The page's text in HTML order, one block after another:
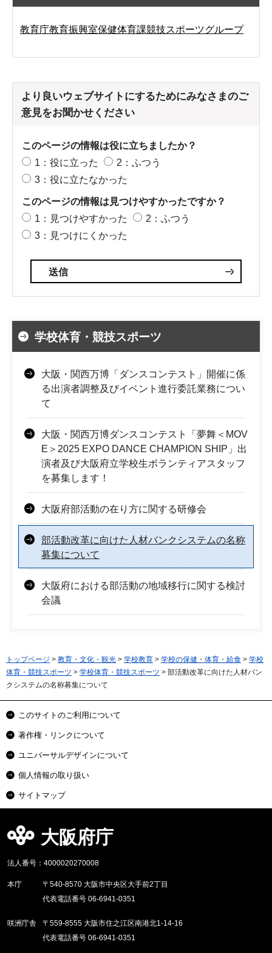
教育庁教育振興室保健体育課競技スポーツグループ
より良いウェブサイトにするためにみなさまのご
意見をお聞かせください
このページの情報は役に立ちましたか？
1：役に立った
2：ふつう
3：役に立たなかった
このページの情報は見つけやすかったですか？
1：見つけやすかった
2：ふつう
3：見つけにくかった
学校体育・競技スポーツ
大阪・関西万博「ダンスコンテスト」開催に係
る出演者調整及びイベント進行委託業務につい
て
大阪・関西万博ダンスコンテスト「夢舞＜MOV
E＞2025 EXPO DANCE CHAMPION SHIP」出
演者及び大阪府立学校生ボランティアスタッフ
を募集します！
大阪府部活動の在り方に関する研修会
部活動改革に向けた人材バンクシステムの名称
募集について
大阪府における部活動の地域移行に関する検討
会議
トップページ > 教育・文化・観光 > 学校教育 > 学校の保健・体育・給食 > 学校
体育・競技スポーツ > 学校体育・競技スポーツ > 部活動改革に向けた人材バン
クシステムの名称募集について
このサイトのご利用について
著作権・リンクについて
ユニバーサルデザインについて
個人情報の取り扱い
サイトマップ
大阪府庁
法人番号：4000020270008
本庁
〒540-8570 大阪市中央区大手前2丁目
代表電話番号 06-6941-0351
咲洲庁舎
〒559-8555 大阪市住之江区南港北1-14-16
代表電話番号 06-6941-0351